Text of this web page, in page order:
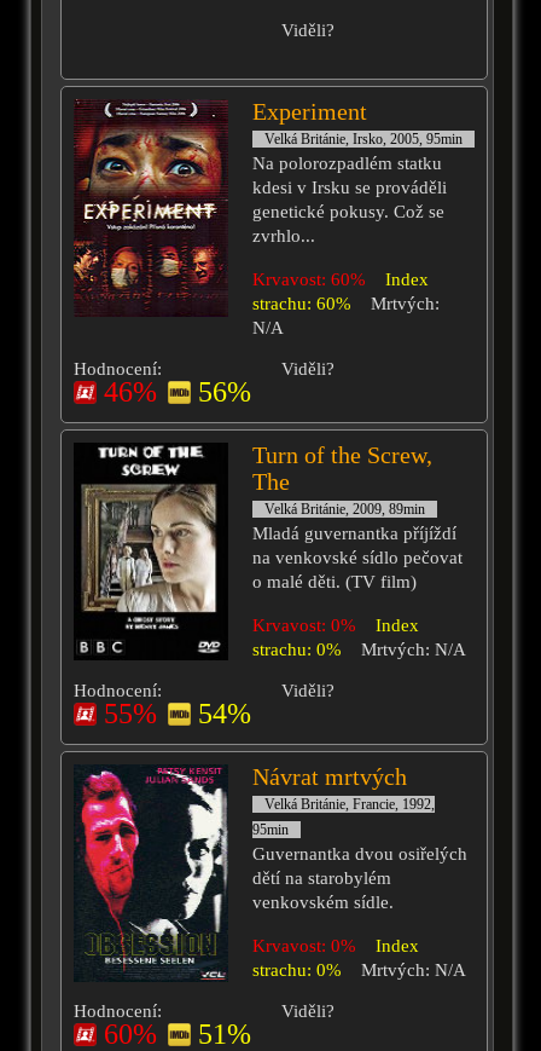
Viděli?
Experiment
Velká Británie, Irsko, 2005, 95min
Na polorozpadlém statku
kdesi v Irsku se prováděli
genetické pokusy. Což se
zvrhlo...
Krvavost: 60%
Index
strachu: 60%
Mrtvých:
N/A
Hodnocení:
46% 56%
Viděli?
Turn of the Screw,
The
Velká Británie, 2009, 89min
Mladá guvernantka příjíždí
na venkovské sídlo pečovat
o malé děti. (TV film)
Krvavost: 0%
Index
strachu: 0%
Mrtvých: N/A
Hodnocení:
55% 54%
Viděli?
Návrat mrtvých
Velká Británie, Francie, 1992,
95min
Guvernantka dvou osiřelých
dětí na starobylém
venkovském sídle.
Krvavost: 0%
Index
strachu: 0%
Mrtvých: N/A
Hodnocení:
60% 51%
Viděli?